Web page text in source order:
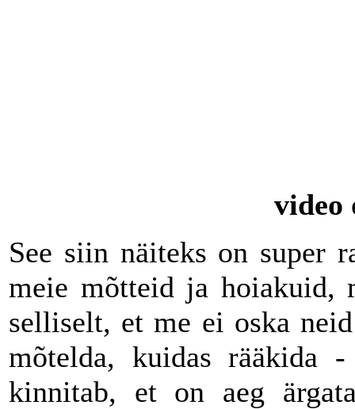
video
See siin näiteks on super
meie mõtteid ja hoiakuid,
selliselt, et me ei oska
mõtelda, kuidas rääkida
kinnitab, et on aeg